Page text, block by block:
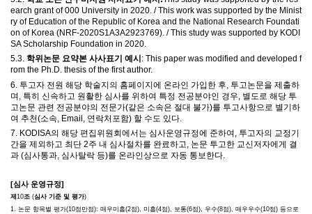
earch grant of 000 University in 2020. / This work was supported by the Minist
ry of Education of the Republic of Korea and the National Research Foundati
on of Korea (NRF-2020S1A3A2923769). / This study was supported by KODI
SA Scholarship Foundation in 2020.
5.3. 학위논문 요약본 사사표기 예시 : This paper was modified and developed f
rom the Ph.D. thesis of the first author.
6. 투고자 전원 해당 학술지의 홈페이지에 온라인 가입한 후 투고논문을 제출하
며 특히 신속하고 원활한 심사를 위하여 특정 전공분야인 경우 별도로 해당 투
고논문 관련 전공분야의 전문가(같은 소속은 절대 불가)를 투고사항으로 별기하
여 추천(소속 , Email, 연락처포함) 할 수도 있다
7. KODISA의 해당 편집위원회에서는 심사운영규정에 준하여 , 투고자의 교정기
간을 제외하고 최단 2주 내 심사절차를 완료하고, 논문 투고한 교신저자에게 결
과 (심사통과, 심사탈락 등)를 온라인상으로 자동 통보한다.
[심사 운영규정]
제 10조 (심사 기준 및 평가)
1. 논문 항목별 평가(10점만점): 매우미흡(2점), 미흡(4점), 보통(6점), 우수(8점), 매우우수(10점) 등으로